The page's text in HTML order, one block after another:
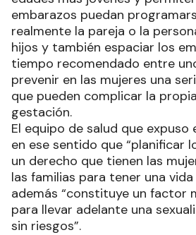
embarazos puedan
realmente la pareja o la
hijos y también espaciar los
tiempo recomendado entre
prevenir en las mujeres una
que pueden complicar la
gestación.
El equipo de salud que
en ese sentido que “planificar
un derecho que tienen las
las familias para tener una vida
además “constituye un
para llevar adelante una
sin riesgos”.